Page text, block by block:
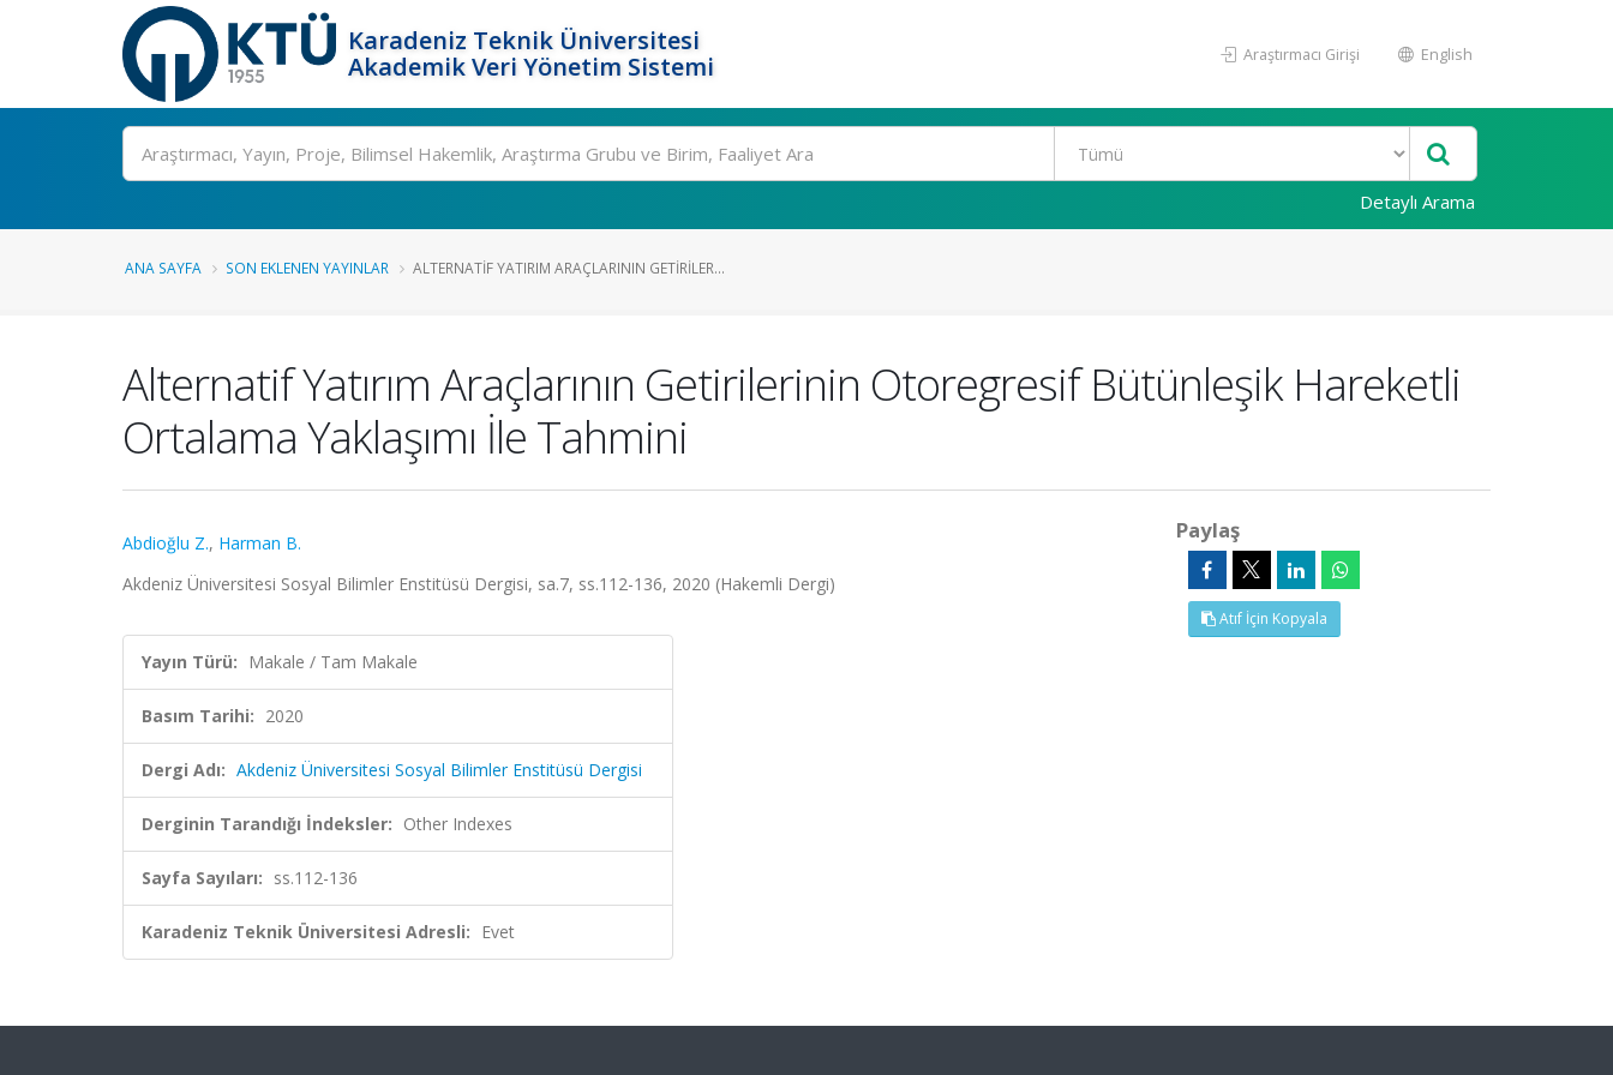
Karadeniz Teknik Üniversitesi
Akademik Veri Yönetim Sistemi
Araştırmacı Girişi English
Ara
Detaylı Arama
ANA SAYFA SON EKLENEN YAYINLAR ALTERNATIF YATIRIM ARAÇLARININ GETIRILER...
Alternatif Yatırım Araçlarının Getirilerinin Otoregresif Bütünleşik Hareketli
Ortalama Yaklaşımı İle Tahmini
Abdioğlu Z., Harman B.
Akdeniz Üniversitesi Sosyal Bilimler Enstitüsü Dergisi, sa.7, ss.112-136, 2020 (Hakemli Dergi)
Yayın Türü: Makale / Tam Makale
Basım Tarihi: 2020
Dergi Adı: Akdeniz Üniversitesi Sosyal Bilimler Enstitüsü Dergisi
Derginin Tarandığı İndeksler: Other Indexes
Sayfa Sayıları: ss.112-136
Karadeniz Teknik Üniversitesi Adresli: Evet
Paylaş
Atıf İçin Kopyala